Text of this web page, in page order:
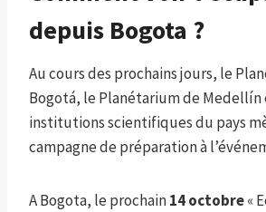
depuis Bogota ?
Au cours des prochains jours, le
Bogotá, le Planétarium de Medellín
institutions scientifiques du pays
campagne de préparation à
A Bogota, le prochain14 octobre«